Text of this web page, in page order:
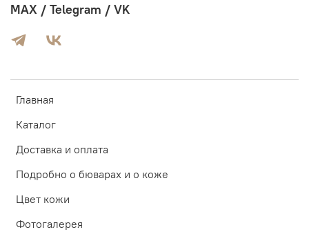
Главная
Каталог
Доставка и оплата
Подробно о бюварах и о коже
Цвет кожи
Фотогалерея
MAX / Telegram / VK